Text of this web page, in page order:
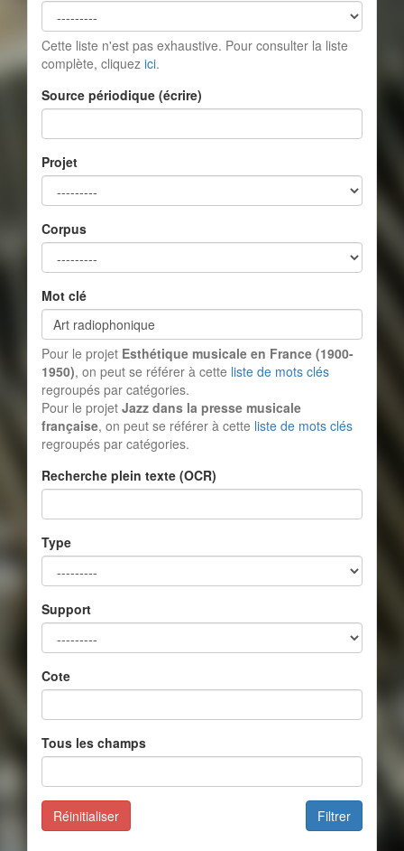
Cette liste n'est pas exhaustive. Pour consulter la liste
complète, cliquez ici.
Source périodique (écrire)
Projet
Corpus
Mot clé
Pour le projet Esthétique musicale en France (1900-
1950), on peut se référer à cette liste de mots clés
regroupés par catégories.
Pour le projet Jazz dans la presse musicale
française, on peut se référer à cette liste de mots clés
regroupés par catégories.
Recherche plein texte (OCR)
Type
Support
Cote
Tous les champs
Filtrer
Réinitialiser